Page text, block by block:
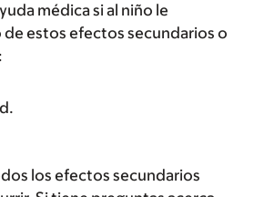
médica si al niño le
de estos efectos secundarios o
los efectos secundarios